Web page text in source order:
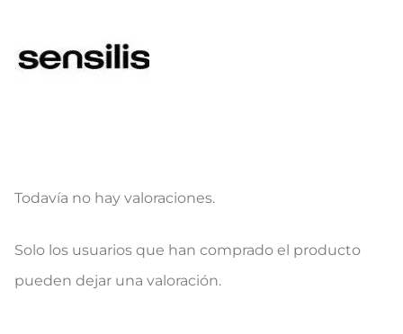
V
a
Todavía no hay valoraciones.
Solo los usuarios que han comprado el producto
pueden dejar una valoración.